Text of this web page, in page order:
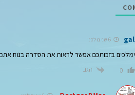
gal 6 שנים לפני
ימלכים בזכותכם אפשר לראות את הסדרה בנוח אתם
0 הגב